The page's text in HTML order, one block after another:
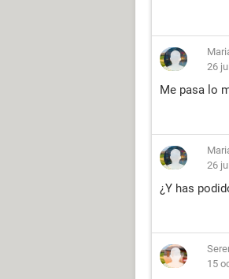
26
Me pasa lo
26
¿Y has
15